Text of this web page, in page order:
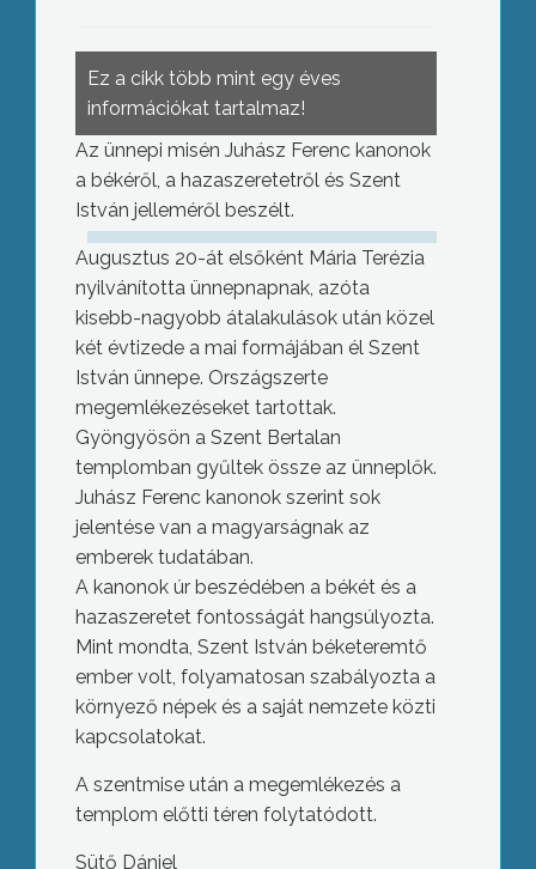
Ez a cikk több mint egy éves
információkat tartalmaz!
Az ünnepi misén Juhász Ferenc kanonok
a békéről, a hazaszeretetről és Szent
István jelleméről beszélt.
Augusztus 20-át elsőként Mária Terézia
nyilvánította ünnepnapnak, azóta
kisebb-nagyobb átalakulások után közel
két évtizede a mai formájában él Szent
István ünnepe. Országszerte
megemlékezéseket tartottak.
Gyöngyösön a Szent Bertalan
templomban gyűltek össze az ünneplők.
Juhász Ferenc kanonok szerint sok
jelentése van a magyarságnak az
emberek tudatában.
A kanonok úr beszédében a békét és a
hazaszeretet fontosságát hangsúlyozta.
Mint mondta, Szent István béketeremtő
ember volt, folyamatosan szabályozta a
környező népek és a saját nemzete közti
kapcsolatokat.
A szentmise után a megemlékezés a
templom előtti téren folytatódott.
Sütő Dániel